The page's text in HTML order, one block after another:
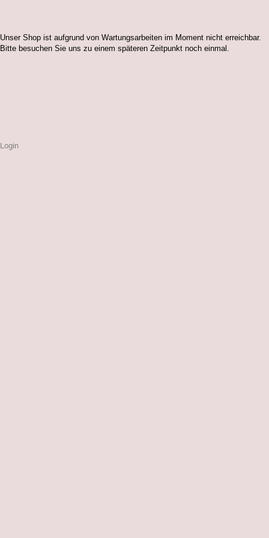
Unser Shop ist aufgrund von Wartungsarbeiten im Moment nicht erreichbar.
Bitte besuchen Sie uns zu einem späteren Zeitpunkt noch einmal.
Login